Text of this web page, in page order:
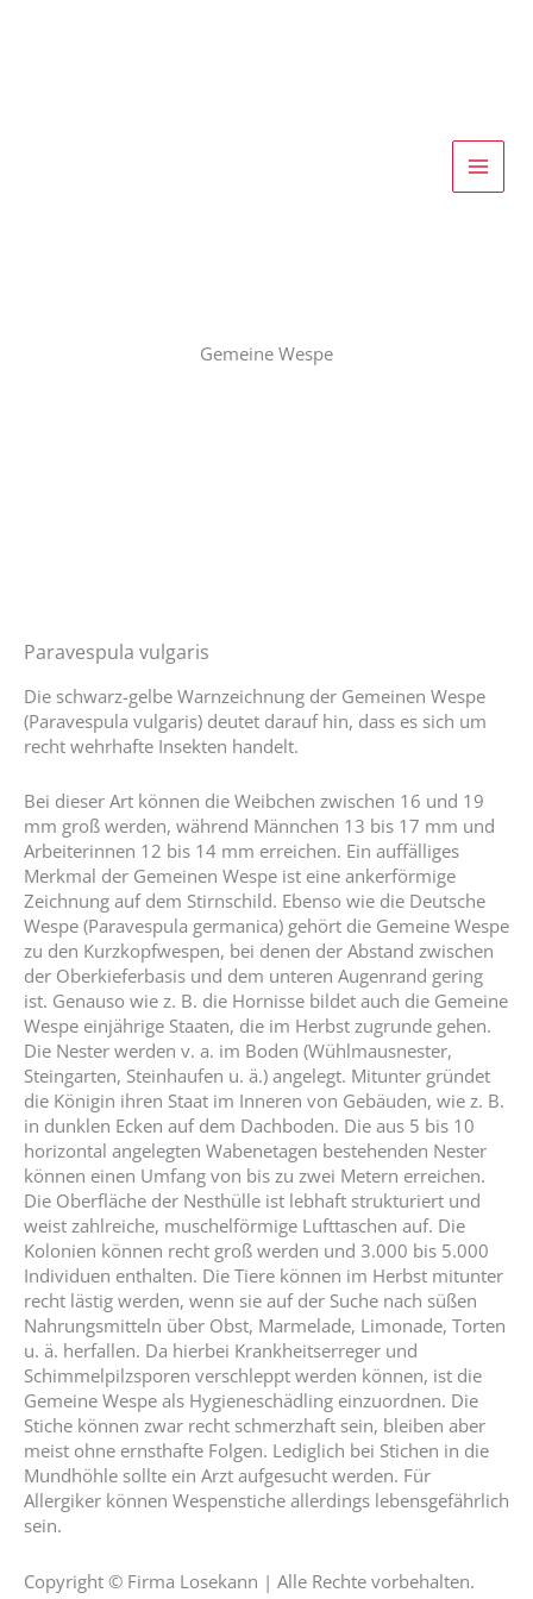
Gemeine Wespe
Paravespula vulgaris
Die schwarz-gelbe Warnzeichnung der Gemeinen Wespe
(Paravespula vulgaris) deutet darauf hin, dass es sich um
recht wehrhafte Insekten handelt.
Bei dieser Art können die Weibchen zwischen 16 und 19
mm groß werden, während Männchen 13 bis 17 mm und
Arbeiterinnen 12 bis 14 mm erreichen. Ein auffälliges
Merkmal der Gemeinen Wespe ist eine ankerförmige
Zeichnung auf dem Stirnschild. Ebenso wie die Deutsche
Wespe (Paravespula germanica) gehört die Gemeine Wespe
zu den Kurzkopfwespen, bei denen der Abstand zwischen
der Oberkieferbasis und dem unteren Augenrand gering
ist. Genauso wie z. B. die Hornisse bildet auch die Gemeine
Wespe einjährige Staaten, die im Herbst zugrunde gehen.
Die Nester werden v. a. im Boden (Wühlmausnester,
Steingarten, Steinhaufen u. ä.) angelegt. Mitunter gründet
die Königin ihren Staat im Inneren von Gebäuden, wie z. B.
in dunklen Ecken auf dem Dachboden. Die aus 5 bis 10
horizontal angelegten Wabenetagen bestehenden Nester
können einen Umfang von bis zu zwei Metern erreichen.
Die Oberfläche der Nesthülle ist lebhaft strukturiert und
weist zahlreiche, muschelförmige Lufttaschen auf. Die
Kolonien können recht groß werden und 3.000 bis 5.000
Individuen enthalten. Die Tiere können im Herbst mitunter
recht lästig werden, wenn sie auf der Suche nach süßen
Nahrungsmitteln über Obst, Marmelade, Limonade, Torten
u. ä. herfallen. Da hierbei Krankheitserreger und
Schimmelpilzsporen verschleppt werden können, ist die
Gemeine Wespe als Hygieneschädling einzuordnen. Die
Stiche können zwar recht schmerzhaft sein, bleiben aber
meist ohne ernsthafte Folgen. Lediglich bei Stichen in die
Mundhöhle sollte ein Arzt aufgesucht werden. Für
Allergiker können Wespenstiche allerdings lebensgefährlich
sein.
Copyright © Firma Losekann | Alle Rechte vorbehalten.